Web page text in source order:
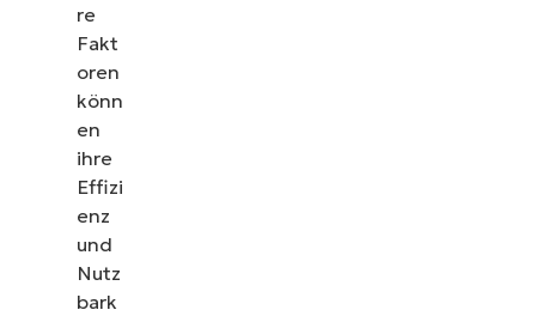
re
Fakt
oren
könn
en
ihre
Effizi
enz
und
Nutz
bark